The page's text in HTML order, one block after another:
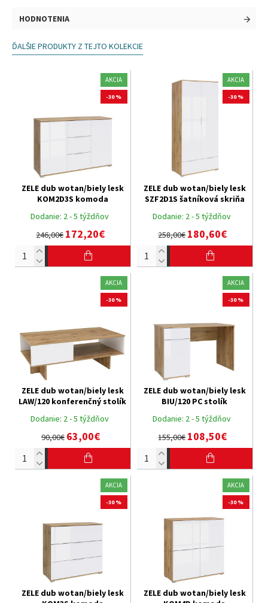
HODNOTENIA
ĎALŠIE PRODUKTY Z TEJTO KOLEKCIE
AKCIA
-30 %
Dodanie: 2 - 5 týždňov
ZELE dub wotan/biely lesk
KOM2D3S komoda
246,00€172,20€
AKCIA
-30 %
Dodanie: 2 - 5 týždňov
ZELE dub wotan/biely lesk
SZF2D1S šatníková skriňa
258,00€180,60€
AKCIA
-30 %
Dodanie: 2 - 5 týždňov
ZELE dub wotan/biely lesk
LAW/120 konferenčný stolík
90,00€ 63,00€
AKCIA
-30 %
Dodanie: 2 - 5 týždňov
ZELE dub wotan/biely lesk
BIU/120 PC stolík
155,00€108,50€
AKCIA
-30 %
ZELE dub wotan/biely lesk
AKCIA
-30 %
ZELE dub wotan/biely lesk